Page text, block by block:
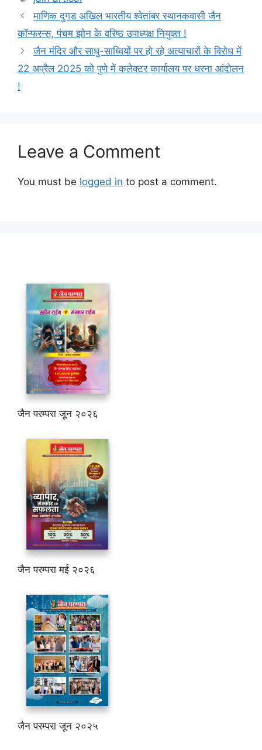
माणिक दुगड अखिल भारतीय श्वेतांबर स्थानकवासी जैन
कॉन्फरन्स, पंचम झोन के वरिष्ठ उपाध्यक्ष नियुक्त !
जैन मंदिर और साधु-साध्वियों पर हो रहे अत्याचारों के विरोध में
22 अप्रैल 2025 को पुणे में कलेक्टर कार्यालय पर धरना आंदोलन
!
Leave a Comment
You must be logged in to post a comment.
जैन परम्परा जून २०२६
जैन परम्परा मई २०२६
जैन परम्परा जून २०२५